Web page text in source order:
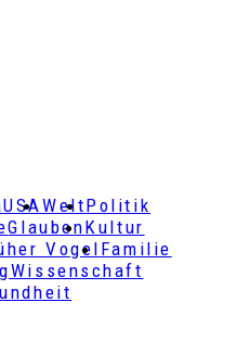
USAWeltPolitik
GlaubenKultur
VogelFamilie
Wissenschaft